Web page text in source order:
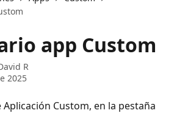
app Custom
R
2025
Custom, en la pestaña